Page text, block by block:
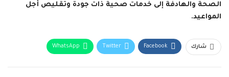
الصحة والهادفة إلى خدمات صحية ذات جودة وتقليص أجل
المواعيد.
شارك Facebook
Twitter
WhatsApp